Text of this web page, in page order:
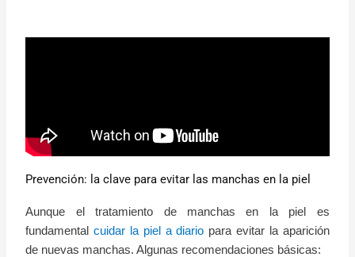
Prevención: la clave para evitar las manchas en la piel
Aunque el tratamiento de manchas en la piel es
fundamentalcuidar la piel a diario para evitar la aparición
de nuevas manchas. Algunas recomendaciones básicas: